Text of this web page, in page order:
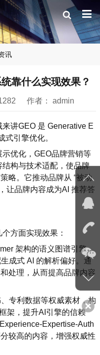
讯
靠什么实现效果？
作者： admin
讲GEO 是 Generative E
式引擎优化。
优化，GEO品牌营销等
构与技术适配，使品牌
略。它推动品牌从 “被动
让品牌内容成为AI 推荐答
方面实现效果：
架构的语义图谱引擎，
成式 AI 的解析偏好。通
处理，从而提高品牌内容
专利数据等权威素材，构
架，提升AI引擎的信赖
Expertise-Auth
较高的内容，增强权威性